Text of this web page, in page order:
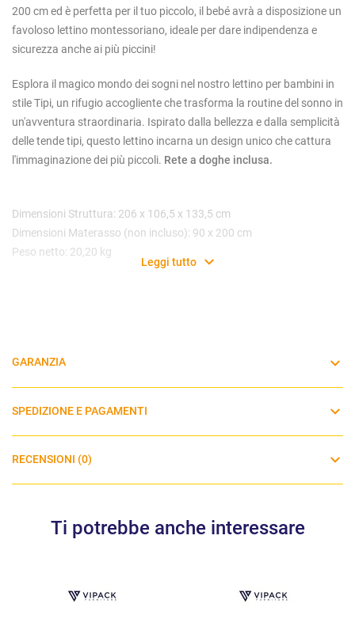
200 cm ed è perfetta per il tuo piccolo, il bebé avrà a disposizione un
favoloso lettino montessoriano, ideale per dare indipendenza e
sicurezza anche ai più piccini!
Esplora il magico mondo dei sogni nel nostro lettino per bambini in
stile Tipi, un rifugio accogliente che trasforma la routine del sonno in
un'avventura straordinaria. Ispirato dalla bellezza e dalla semplicità
delle tende tipi, questo lettino incarna un design unico che cattura
l'immaginazione dei più piccoli. Rete a doghe inclusa.
Dimensioni Struttura: 206 x 106,5 x 133,5 cm
Dimensioni Materasso (non incluso): 90 x 200 cm
Peso netto: 20,20 kg
Leggi tutto
GARANZIA
SPEDIZIONE E PAGAMENTI
RECENSIONI (0)
Ti potrebbe anche interessare